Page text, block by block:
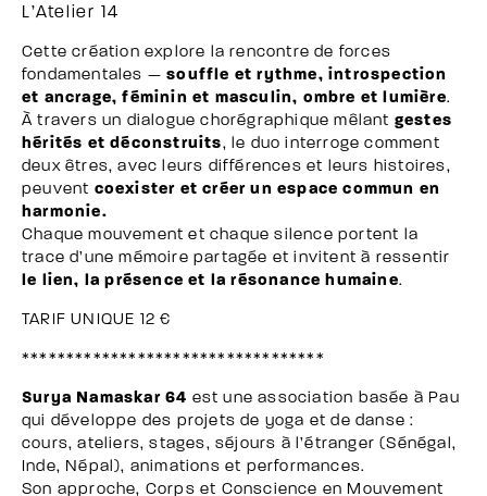
L’Atelier 14
Cette création explore la rencontre de forces
fondamentales —souffle et rythme, introspection
et ancrage, féminin et masculin, ombre et lumière.
À travers un dialogue chorégraphique mêlant gestes
hérités et déconstruits, le duo interroge comment
deux êtres, avec leurs différences et leurs histoires,
peuvent coexister et créer un espace commun en
harmonie.
Chaque mouvement et chaque silence portent la
trace d’une mémoire partagée et invitent à ressentir
le lien, la présence et la résonance humaine.
TARIF UNIQUE 12 €
**********************************
Surya Namaskar 64 est une association basée à Pau
qui développe des projets de yoga et de danse :
cours, ateliers, stages, séjours à l’étranger (Sénégal,
Inde, Népal), animations et performances.
Son approche, Corps et Conscience en Mouvement